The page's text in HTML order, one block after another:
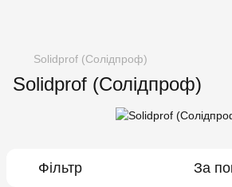
Solidprof (Солідпроф)
Solidprof (Солідпроф)
Фільтр За